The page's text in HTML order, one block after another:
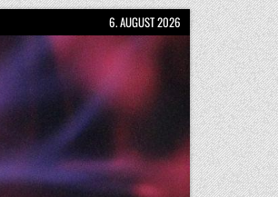
6. AUGUST 2026